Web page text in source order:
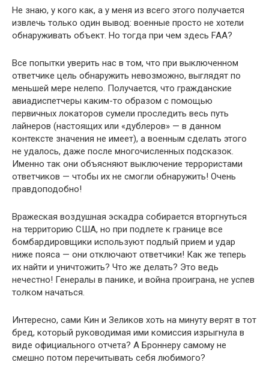
Не знаю, у кого как, а у меня из всего этого получается
извлечь только один вывод: военные просто не хотели
обнаруживать объект. Но тогда при чем здесь FAA?
Все попытки уверить нас в том, что при выключенном
ответчике цель обнаружить невозможно, выглядят по
меньшей мере нелепо. Получается, что гражданские
авиадиспетчеры каким-то образом с помощью
первичных локаторов сумели проследить весь путь
лайнеров (настоящих или «дублеров» — в данном
контексте значения не имеет), а военным сделать этого
не удалось, даже после многочисленных подсказок.
Именно так они объясняют выключение террористами
ответчиков — чтобы их не смогли обнаружить! Очень
правдоподобно!
Вражеская воздушная эскадра собирается вторгнуться
на территорию США, но при подлете к границе все
бомбардировщики используют подлый прием и удар
ниже пояса — они отключают ответчики! Как же теперь
их найти и уничтожить? Что же делать? Это ведь
нечестно! Генералы в панике, и война проиграна, не успев
толком начаться.
Интересно, сами Кин и Зеликов хоть на минуту верят в тот
бред, который руководимая ими комиссия изрыгнула в
виде официального отчета? А Броннеру самому не
смешно потом перечитывать себя любимого?